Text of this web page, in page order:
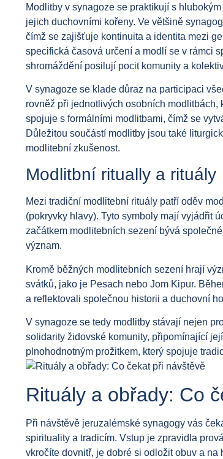
Modlitby v synagoze se praktikují s
jejich duchovními kořeny. Ve většině
čímž se zajišťuje kontinuita a identita mezi
specifická časová určení a modlí se v rámci
shromáždění posilují pocit komunity a
V synagoze se klade důraz na participaci
rovněž při jednotlivých osobních
spojuje s formálními modlitbami, čímž se
Důležitou součástí modlitby jsou také
modlitební zkušenost.
Modlitbní ritually a rituály
Mezi tradiční modlitební rituály patří oděv
(pokryvky hlavy). Tyto symboly mají vyjádřit
začátkem modlitebních sezení bývá
význam.
Kromě běžných modlitebních sezení hrají
svátků, jako je Pesach nebo Jom Kipur.
a reflektovali společnou historii a duchovní
V synagoze se tedy modlitby stávají nejen
solidarity židovské komunity, připomínající
plnohodnotným prožitkem, který spojuje
Rituály a obřady: Co
Při návštěvě jeruzalémské synagogy vás
spirituality a tradicím. Vstup je zpravidla
vkročíte dovnitř, je dobré si odložit obuv a